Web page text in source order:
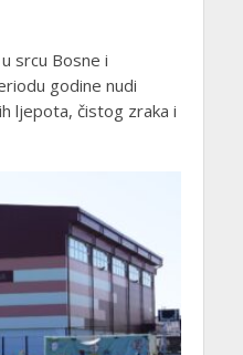
srcu Bosne i
godine nudi
ljepota, čistog zraka i